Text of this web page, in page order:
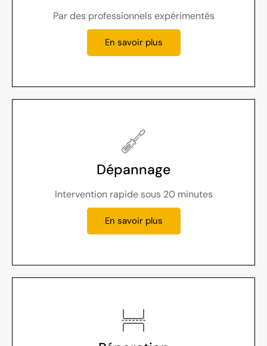
Par des professionnels expérimentés
En savoir plus
Dépannage
Intervention rapide sous 20 minutes
En savoir plus